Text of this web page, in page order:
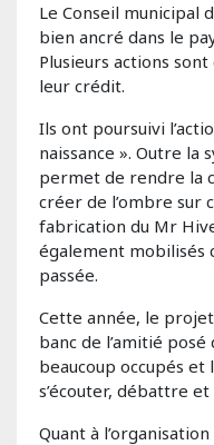
Le Conseil municipal
bien ancré dans le
Plusieurs actions
leur crédit.
Ils ont poursuivi
naissance ». Outre la
permet de rendre la
créer de l’ombre sur
fabrication du Mr
également mobilisés
passée.
Cette année, le
banc de l’amitié posé
beaucoup occupés
s’écouter, débattre
Quant à